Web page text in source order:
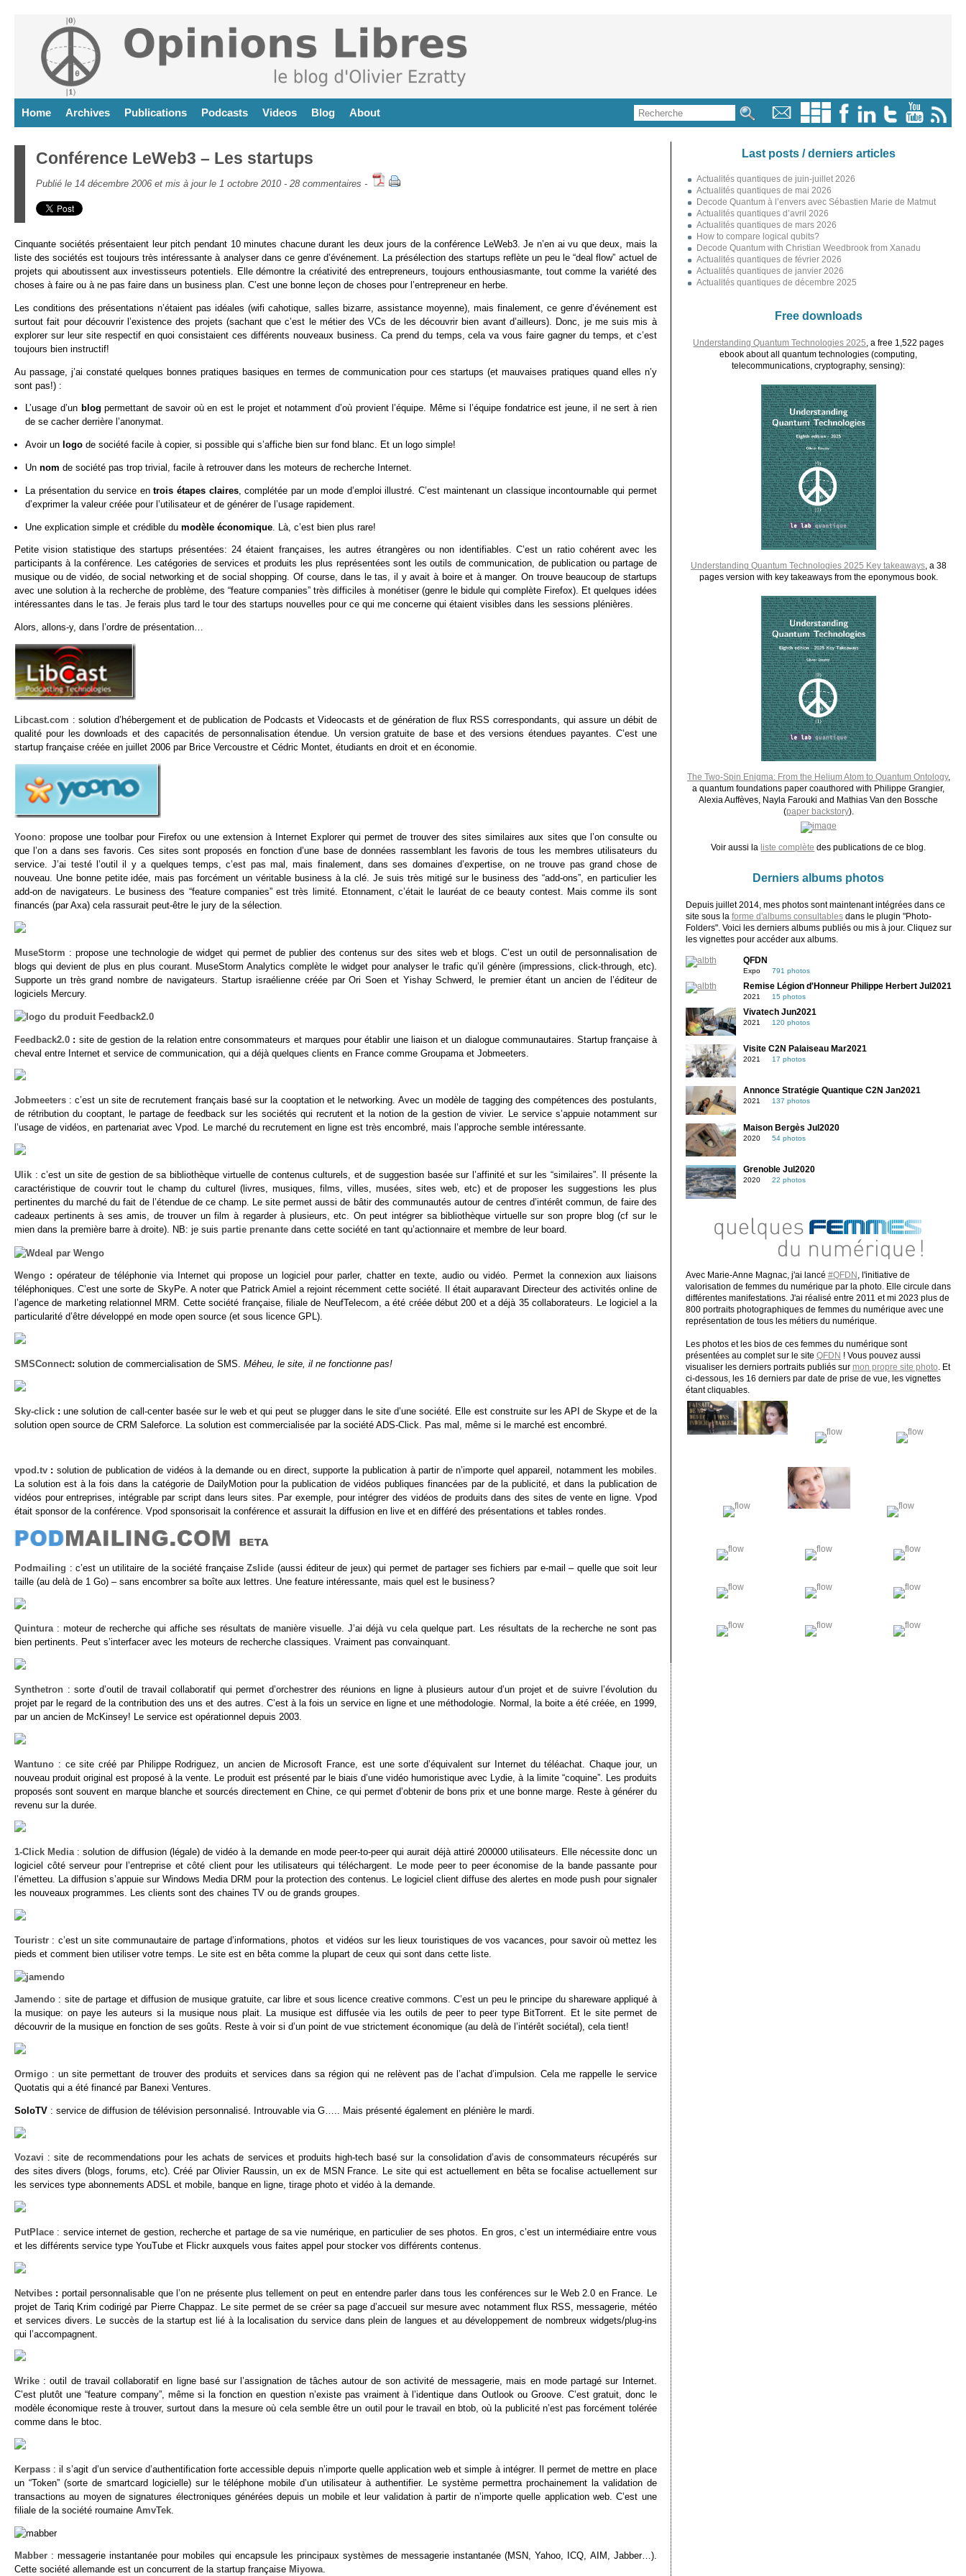
Home Archives Publications Podcasts Videos Blog About
Conférence LeWeb3 – Les startups
Publié le 14 décembre 2006 et mis à jour le 1 octobre 2010 - 28 commentaires -
Cinquante sociétés présentaient leur pitch pendant 10 minutes chacune durant les deux jours de la conférence LeWeb3. Je n’en ai vu que deux, mais la
liste des sociétés est toujours très intéressante à analyser dans ce genre d’événement. La présélection des startups reflète un peu le “deal flow” actuel de
projets qui aboutissent aux investisseurs potentiels. Elle démontre la créativité des entrepreneurs, toujours enthousiasmante, tout comme la variété des
choses à faire ou à ne pas faire dans un business plan. C’est une bonne leçon de choses pour l’entrepreneur en herbe.
Les conditions des présentations n’étaient pas idéales (wifi cahotique, salles bizarre, assistance moyenne), mais finalement, ce genre d’événement est
surtout fait pour découvrir l’existence des projets (sachant que c’est le métier des VCs de les découvrir bien avant d’ailleurs). Donc, je me suis mis à
explorer sur leur site respectif en quoi consistaient ces différents nouveaux business. Ca prend du temps, cela va vous faire gagner du temps, et c’est
toujours bien instructif!
Au passage, j’ai constaté quelques bonnes pratiques basiques en termes de communication pour ces startups (et mauvaises pratiques quand elles n’y
sont pas!) :
L’usage d’un blog permettant de savoir où en est le projet et notamment d’où provient l’équipe. Même si l’équipe fondatrice est jeune, il ne sert à rien
de se cacher derrière l’anonymat.
Avoir un logode société facile à copier, si possible qui s’affiche bien sur fond blanc. Et un logo simple!
Unnomde société pas trop trivial, facile à retrouver dans les moteurs de recherche Internet.
La présentation du service entrois étapes claires, complétée par un mode d’emploi illustré. C’est maintenant un classique incontournable qui permet
d’exprimer la valeur créée pour l’utilisateur et de générer de l’usage rapidement.
Une explication simple et crédible dumodèle économique . Là, c’est bien plus rare!
Petite vision statistique des startups présentées: 24 étaient françaises, les autres étrangères ou non identifiables. C’est un ratio cohérent avec les
participants à la conférence. Les catégories de services et produits les plus représentées sont les outils de communication, de publication ou partage de
musique ou de vidéo, de social networking et de social shopping. Of course, dans le tas, il y avait à boire et à manger. On trouve beaucoup de startups
avec une solution à la recherche de problème, des “feature companies” très difficiles à monétiser (genre le bidule qui complète Firefox). Et quelques idées
intéressantes dans le tas. Je ferais plus tard le tour des startups nouvelles pour ce qui me concerne qui étaient visibles dans les sessions plénières.
Alors, allons-y, dans l’ordre de présentation…
Libcast.com : solution d’hébergement et de publication de Podcasts et Videocasts et de génération de flux RSS correspondants, qui assure un débit de
qualité pour les downloads et des capacités de personnalisation étendue. Un version gratuite de base et des versions étendues payantes. C’est une
startup française créée en juillet 2006 par Brice Vercoustre et Cédric Montet, étudiants en droit et en économie.
Yoono: propose une toolbar pour Firefox ou une extension à Internet Explorer qui permet de trouver des sites similaires aux sites que l’on consulte ou
que l’on a dans ses favoris. Ces sites sont proposés en fonction d’une base de données rassemblant les favoris de tous les membres utilisateurs du
service. J’ai testé l’outil il y a quelques temps, c’est pas mal, mais finalement, dans ses domaines d’expertise, on ne trouve pas grand chose de
nouveau. Une bonne petite idée, mais pas forcément un véritable business à la clé. Je suis très mitigé sur le business des “add-ons”, en particulier les
add-on de navigateurs. Le business des “feature companies” est très limité. Etonnament, c’était le lauréat de ce beauty contest. Mais comme ils sont
financés (par Axa) cela rassurait peut-être le jury de la sélection.
MuseStorm : propose une technologie de widget qui permet de publier des contenus sur des sites web et blogs. C’est un outil de personnalisation de
blogs qui devient de plus en plus courant. MuseStorm Analytics complète le widget pour analyser le trafic qu’il génère (impressions, click-through, etc).
Supporte un très grand nombre de navigateurs. Startup israélienne créée par Ori Soen et Yishay Schwerd, le premier étant un ancien de l’éditeur de
logiciels Mercury.
Feedback2.0 : site de gestion de la relation entre consommateurs et marques pour établir une liaison et un dialogue communautaires. Startup française à
cheval entre Internet et service de communication, qui a déjà quelques clients en France comme Groupama et Jobmeeters.
Jobmeeters : c’est un site de recrutement français basé sur la cooptation et le networking. Avec un modèle de tagging des compétences des postulants,
de rétribution du cooptant, le partage de feedback sur les sociétés qui recrutent et la notion de la gestion de vivier. Le service s’appuie notamment sur
l’usage de vidéos, en partenariat avec Vpod. Le marché du recrutement en ligne est très encombré, mais l’approche semble intéressante.
Ulik : c’est un site de gestion de sa bibliothèque virtuelle de contenus culturels, et de suggestion basée sur l’affinité et sur les “similaires”. Il présente la
caractéristique de couvrir tout le champ du culturel (livres, musiques, films, villes, musées, sites web, etc) et de proposer les suggestions les plus
pertinentes du marché du fait de l’étendue de ce champ. Le site permet aussi de bâtir des communautés autour de centres d’intérêt commun, de faire des
cadeaux pertinents à ses amis, de trouver un film à regarder à plusieurs, etc. On peut intégrer sa bibliothèque virtuelle sur son propre blog (cf sur le
mien dans la première barre à droite). NB: je suis partie prenante dans cette société en tant qu’actionnaire et membre de leur board.
Wengo :opérateur de téléphonie via Internet qui propose un logiciel pour parler, chatter en texte, audio ou vidéo. Permet la connexion aux liaisons
téléphoniques. C’est une sorte de SkyPe. A noter que Patrick Amiel a rejoint récemment cette société. Il était auparavant Directeur des activités online de
l’agence de marketing relationnel MRM. Cette société française, filiale de NeufTelecom, a été créée début 200 et a déjà 35 collaborateurs. Le logiciel a la
particularité d’être développé en mode open source (et sous licence GPL).
SMSConnect: solution de commercialisation de SMS. Méheu, le site, il ne fonctionne pas!
Sky-click :une solution de call-center basée sur le web et qui peut se plugger dans le site d’une société. Elle est construite sur les API de Skype et de la
solution open source de CRM Saleforce. La solution est commercialisée par la société ADS-Click. Pas mal, même si le marché est encombré.
vpod.tv : solution de publication de vidéos à la demande ou en direct, supporte la publication à partir de n’importe quel appareil, notamment les mobiles.
La solution est à la fois dans la catégorie de DailyMotion pour la publication de vidéos publiques financées par de la publicité, et dans la publication de
vidéos pour entreprises, intégrable par script dans leurs sites. Par exemple, pour intégrer des vidéos de produits dans des sites de vente en ligne. Vpod
était sponsor de la conférence. Vpod sponsorisait la conférence et assurait la diffusion en live et en différé des présentations et tables rondes.
Podmailing : c’est un utilitaire de la société françaiseZslide (aussi éditeur de jeux) qui permet de partager ses fichiers par e-mail – quelle que soit leur
taille (au delà de 1 Go) – sans encombrer sa boîte aux lettres. Une feature intéressante, mais quel est le business?
Quintura: moteur de recherche qui affiche ses résultats de manière visuelle. J’ai déjà vu cela quelque part. Les résultats de la recherche ne sont pas
bien pertinents. Peut s’interfacer avec les moteurs de recherche classiques. Vraiment pas convainquant.
Synthetron : sorte d’outil de travail collaboratif qui permet d’orchestrer des réunions en ligne à plusieurs autour d’un projet et de suivre l’évolution du
projet par le regard de la contribution des uns et des autres. C’est à la fois un service en ligne et une méthodologie. Normal, la boite a été créée, en 1999,
par un ancien de McKinsey! Le service est opérationnel depuis 2003.
Wantuno : ce site créé par Philippe Rodriguez, un ancien de Microsoft France, est une sorte d’équivalent sur Internet du téléachat. Chaque jour, un
nouveau produit original est proposé à la vente. Le produit est présenté par le biais d’une vidéo humoristique avec Lydie, à la limite “coquine”. Les produits
proposés sont souvent en marque blanche et sourcés directement en Chine, ce qui permet d’obtenir de bons prix et une bonne marge. Reste à générer du
revenu sur la durée.
1-Click Media: solution de diffusion (légale) de vidéo à la demande en mode peer-to-peer qui aurait déjà attiré 200000 utilisateurs. Elle nécessite donc un
logiciel côté serveur pour l’entreprise et côté client pour les utilisateurs qui téléchargent. Le mode peer to peer économise de la bande passante pour
l’émetteu. La diffusion s’appuie sur Windows Media DRM pour la protection des contenus. Le logiciel client diffuse des alertes en mode push pour signaler
les nouveaux programmes. Les clients sont des chaines TV ou de grands groupes.
Touristr : c’est un site communautaire de partage d’informations, photos et vidéos sur les lieux touristiques de vos vacances, pour savoir où mettez les
pieds et comment bien utiliser votre temps. Le site est en bêta comme la plupart de ceux qui sont dans cette liste.
Jamendo : site de partage et diffusion de musique gratuite, car libre et sous licence creative commons. C’est un peu le principe du shareware appliqué à
la musique: on paye les auteurs si la musique nous plait. La musique est diffusée via les outils de peer to peer type BitTorrent. Et le site permet de
découvrir de la musique en fonction de ses goûts. Reste à voir si d’un point de vue strictement économique (au delà de l’intérêt sociétal), cela tient!
Ormigo : un site permettant de trouver des produits et services dans sa région qui ne relèvent pas de l’achat d’impulsion. Cela me rappelle le service
Quotatis qui a été financé par Banexi Ventures.
SoloTV : service de diffusion de télévision personnalisé. Introuvable via G….. Mais présenté également en plénière le mardi.
Vozavi : site de recommendations pour les achats de services et produits high-tech basé sur la consolidation d’avis de consommateurs récupérés sur
des sites divers (blogs, forums, etc). Créé par Olivier Raussin, un ex de MSN France. Le site qui est actuellement en bêta se focalise actuellement sur
les services type abonnements ADSL et mobile, banque en ligne, tirage photo et vidéo à la demande.
PutPlace : service internet de gestion, recherche et partage de sa vie numérique, en particulier de ses photos. En gros, c’est un intermédiaire entre vous
et les différents service type YouTube et Flickr auxquels vous faites appel pour stocker vos différents contenus.
Netvibes : portail personnalisable que l’on ne présente plus tellement on peut en entendre parler dans tous les conférences sur le Web 2.0 en France. Le
projet de Tariq Krim codirigé par Pierre Chappaz. Le site permet de se créer sa page d’accueil sur mesure avec notamment flux RSS, messagerie, météo
et services divers. Le succès de la startup est lié à la localisation du service dans plein de langues et au développement de nombreux widgets/plug-ins
qui l’accompagnent.
Wrike : outil de travail collaboratif en ligne basé sur l’assignation de tâches autour de son activité de messagerie, mais en mode partagé sur Internet.
C’est plutôt une “feature company”, même si la fonction en question n’existe pas vraiment à l’identique dans Outlook ou Groove. C’est gratuit, donc le
modèle économique reste à trouver, surtout dans la mesure où cela semble être un outil pour le travail en btob, où la publicité n’est pas forcément tolérée
comme dans le btoc.
Kerpass : il s’agit d’un service d’authentification forte accessible depuis n’importe quelle application web et simple à intégrer. Il permet de mettre en place
un “Token” (sorte de smartcard logicielle) sur le téléphone mobile d’un utilisateur à authentifier. Le système permettra prochainement la validation de
transactions au moyen de signatures électroniques générées depuis un mobile et leur validation à partir de n’importe quelle application web. C’est une
filiale de la société roumaine AmvTek
Mabber : messagerie instantanée pour mobiles qui encapsule les principaux systèmes de messagerie instantanée (MSN, Yahoo, ICQ, AIM, Jabber…).
Cette société allemande est un concurrent de la startup française Miyowa.
Last posts / derniers articles
Actualités quantiques de juin-juillet 2026
Actualités quantiques de mai 2026
Decode Quantum à l’envers avec Sébastien Marie de Matmut
Actualités quantiques d’avril 2026
Actualités quantiques de mars 2026
How to compare logical qubits?
Decode Quantum with Christian Weedbrook from Xanadu
Actualités quantiques de février 2026
Actualités quantiques de janvier 2026
Actualités quantiques de décembre 2025
Free downloads
Understanding Quantum Technologies 2025 , a free 1,522 pages
ebook about all quantum technologies (computing,
telecommunications, cryptography, sensing):
Understanding Quantum Technologies 2025 Key takeaways, a 38
pages version with key takeaways from the eponymous book.
The Two-Spin Enigma: From the Helium Atom to Quantum Ontology,
a quantum foundations paper coauthored with Philippe Grangier,
Alexia Auffèves, Nayla Farouki and Mathias Van den Bossche
(paper backstory).
Voir aussi la liste complète des publications de ce blog.
Derniers albums photos
Depuis juillet 2014, mes photos sont maintenant intégrées dans ce
site sous la forme d'albums consultablesdans le plugin "Photo-
Folders". Voici les derniers albums publiés ou mis à jour. Cliquez sur
les vignettes pour accéder aux albums.
QFDN
Expo 791 photos
Remise Légion d'Honneur Philippe Herbert Jul2021
2021 15 photos
Vivatech Jun2021
2021 120 photos
Visite C2N Palaiseau Mar2021
2021 17 photos
Annonce Stratégie Quantique C2N Jan2021
2021 137 photos
Maison Bergès Jul2020
2020 54 photos
Grenoble Jul2020
2020 22 photos
Avec Marie-Anne Magnac, j'ai lancé #QFDN
, l'initiative de
valorisation de femmes du numérique par la photo. Elle circule dans
différentes manifestations. J'ai réalisé entre 2011 et mi 2023 plus de
800 portraits photographiques de femmes du numérique avec une
représentation de tous les métiers du numérique.
Les photos et les bios de ces femmes du numérique sont
présentées au complet sur le site QFDN ! Vous pouvez aussi
visualiser les derniers portraits publiés sur mon propre site photo . Et
ci-dessous, les 16 derniers par date de prise de vue, les vignettes
étant cliquables.